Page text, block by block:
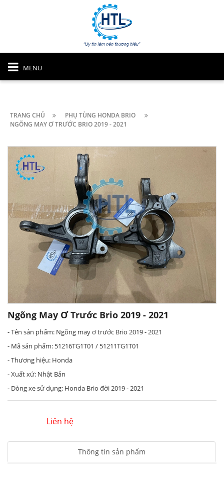
MENU
TRANG CHỦ
PHỤ TÙNG HONDA BRIO
NGÕNG MAY Ơ TRƯỚC BRIO 2019 - 2021
Ngõng May Ơ Trước Brio 2019 - 2021
- Tên sản phẩm: Ngõng may ơ trước Brio 2019 - 2021
- Mã sản phẩm: 51216TG1T01 / 51211TG1T01
- Thương hiệu: Honda
- Xuất xứ: Nhật Bản
- Dòng xe sử dụng: Honda Brio đời 2019 - 2021
Liên hệ
Thông tin sản phẩm